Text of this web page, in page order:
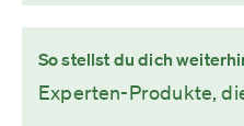
So stellst du dich
Experten-Produkte,